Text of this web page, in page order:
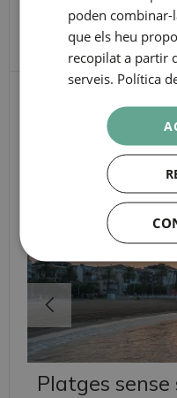
Platges
poden
que els heu
recopilat a partir
serveis. Política